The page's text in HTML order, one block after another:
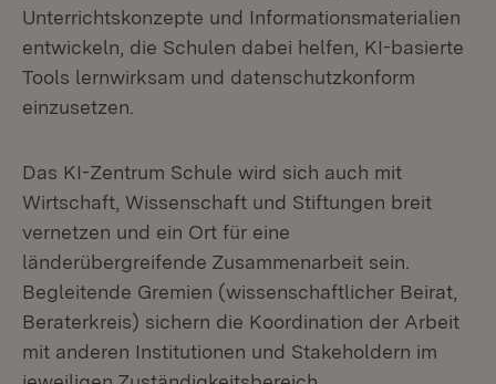
Unterrichtskonzepte und Informationsmaterialien
entwickeln, die Schulen dabei helfen, KI-basierte
Tools lernwirksam und datenschutzkonform
einzusetzen.
Das KI-Zentrum Schule wird sich auch mit
Wirtschaft, Wissenschaft und Stiftungen breit
vernetzen und ein Ort für eine
länderübergreifende Zusammenarbeit sein.
Begleitende Gremien (wissenschaftlicher Beirat,
Beraterkreis) sichern die Koordination der Arbeit
mit anderen Institutionen und Stakeholdern im